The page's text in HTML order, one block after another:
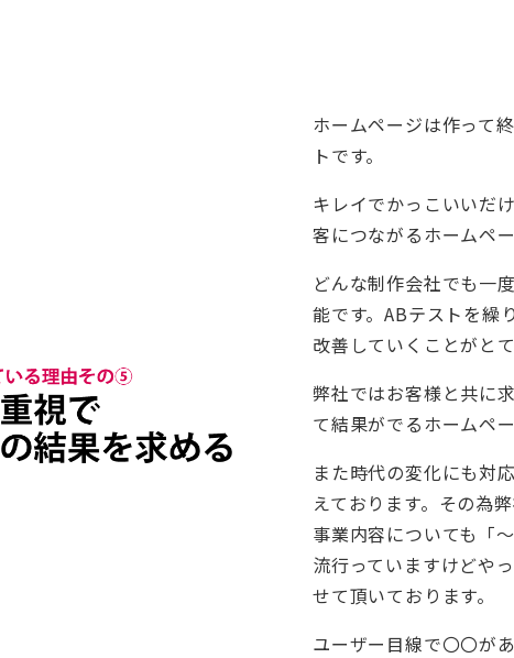
ホームページは作って
トです。
キレイでかっこいいだ
客につながるホームペ
どんな制作会社でも一
能です。ABテストを繰
改善していくことがとて
弊社ではお客様と共に
て結果がでるホームペ
また時代の変化にも対
えております。その為
事業内容についても「
流行っていますけどや
せて頂いております。
ユーザー目線で〇〇が